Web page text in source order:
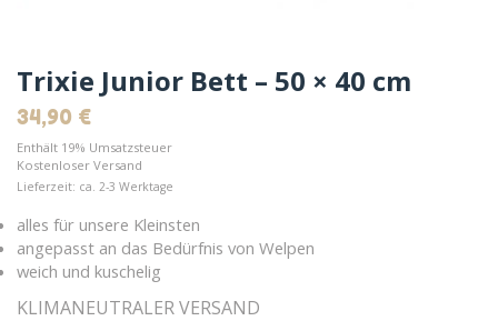
Trixie Junior Bett – 50 × 40 cm
34,90 €
Enthält 19% Umsatzsteuer
Kostenloser Versand
Lieferzeit: ca. 2-3 Werktage
alles für unsere Kleinsten
angepasst an das Bedürfnis von Welpen
weich und kuschelig
KLIMANEUTRALER VERSAND